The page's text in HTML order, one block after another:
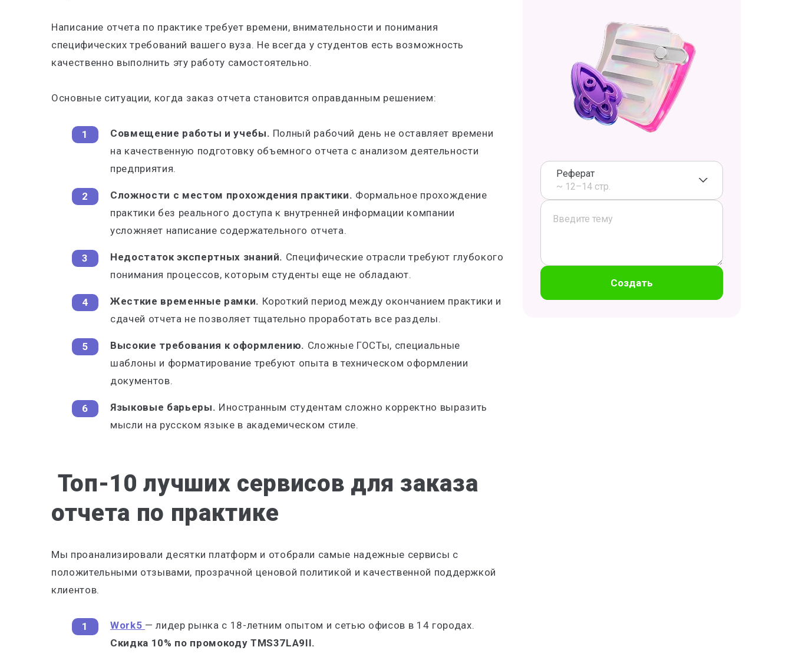
Написание отчета по практике требует времени, внимательности и понимания
специфических требований вашего вуза. Не всегда у студентов есть возможность
качественно выполнить эту работу самостоятельно.
Основные ситуации, когда заказ отчета становится оправданным решением:
Совмещение работы и учебы. Полный рабочий день не оставляет времени
на качественную подготовку объемного отчета с анализом деятельности
предприятия.
Сложности с местом прохождения практики. Формальное прохождение
практики без реального доступа к внутренней информации компании
усложняет написание содержательного отчета.
Недостаток экспертных знаний. Специфические отрасли требуют глубокого
понимания процессов, которым студенты еще не обладают.
Жесткие временные рамки. Короткий период между окончанием практики и
сдачей отчета не позволяет тщательно проработать все разделы.
Высокие требования к оформлению. Сложные ГОСТы, специальные
шаблоны и форматирование требуют опыта в техническом оформлении
документов.
Языковые барьеры. Иностранным студентам сложно корректно выразить
мысли на русском языке в академическом стиле.
Топ-10 лучших сервисов для заказа
отчета по практике
Мы проанализировали десятки платформ и отобрали самые надежные сервисы с
положительными отзывами, прозрачной ценовой политикой и качественной поддержкой
клиентов.
Work5 — лидер рынка с 18-летним опытом и сетью офисов в 14 городах.
Скидка 10% по промокоду TMS37LA9II.
Реферат
~ 12–14 стр.
Создать